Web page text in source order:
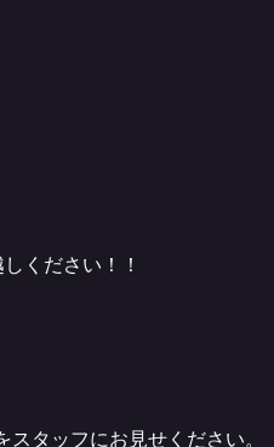
ください！！
タッフにお見せください。